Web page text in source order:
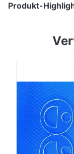
Produkt-
1.Translucence:
5.Surface: 40/
Quadrat, Kreis,
Ansicht des